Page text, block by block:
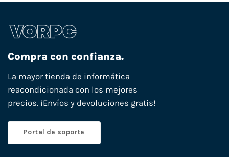
Compra con confianza.
La mayor tienda de informática
reacondicionada con los mejores
precios. ¡Envíos y devoluciones gratis!
Portal de soporte